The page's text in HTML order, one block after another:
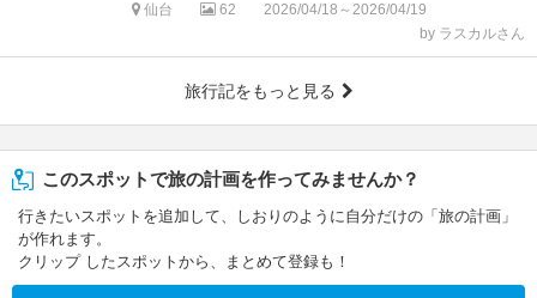
仙台 62
2026/04/18～2026/04/19
by ラスカルさん
旅行記をもっと見る
このスポットで旅の計画を作ってみませんか？
行きたいスポットを追加して、しおりのように自分だけの「旅の計画」
が作れます。
クリップ したスポットから、まとめて登録も！